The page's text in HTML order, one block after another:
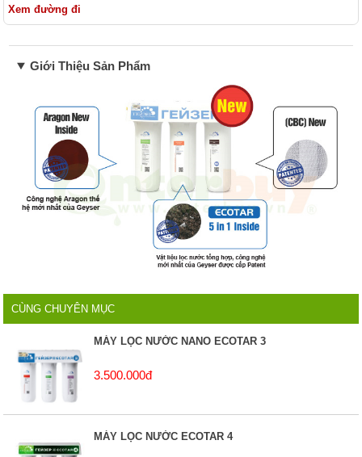
Xem đường đi
Giới Thiệu Sản Phẩm
CÙNG CHUYÊN MỤC
MÁY LỌC NƯỚC NANO ECOTAR 3
3.500.000đ
MÁY LỌC NƯỚC ECOTAR 4